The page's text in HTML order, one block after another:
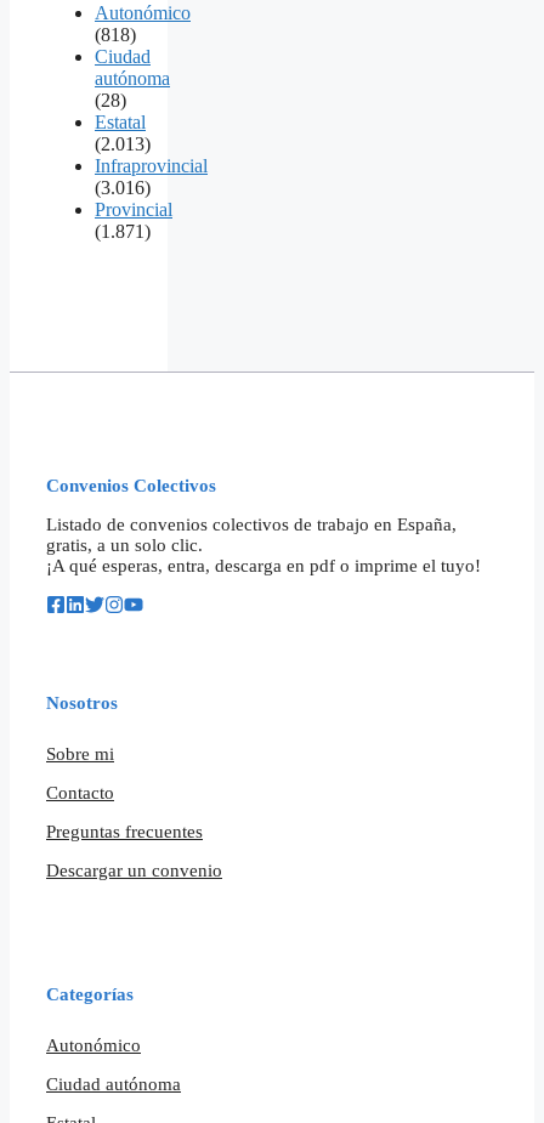
Autonómico
(818)
Ciudad
autónoma
(28)
Estatal
(2.013)
Infraprovincial
(3.016)
Provincial
(1.871)
Convenios Colectivos
Listado de convenios colectivos de trabajo en España,
gratis, a un solo clic.
¡A qué esperas, entra, descarga en pdf o imprime el tuyo!
Nosotros
Sobre mi
Contacto
Preguntas frecuentes
Descargar un convenio
Categorías
Autonómico
Ciudad autónoma